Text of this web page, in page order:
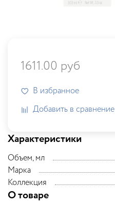
Характеристики
Объем, мл
Марка
Коллекция
О товаре
1611.00 руб
В избранное
Добавить в сравнение